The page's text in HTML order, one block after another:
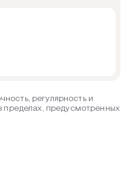
регулярность и
пределах, предусмотренных